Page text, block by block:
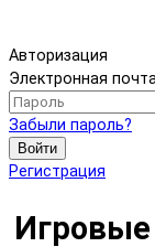
Авторизация
Электронная
Забыли пароль?
Войти
Регистрация